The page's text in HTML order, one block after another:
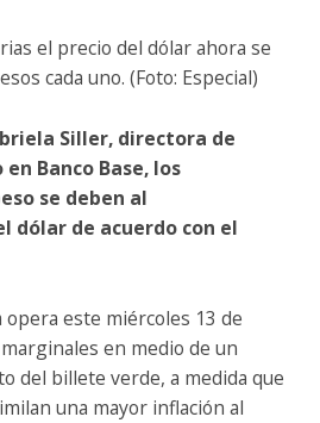
el precio del dólar ahora se
cada uno. (Foto: Especial)
Siller, directora de
Banco Base, los
se deben al
de acuerdo con el
opera este miércoles 13 de
en medio de un
del billete verde, a medida que
una mayor inflación al